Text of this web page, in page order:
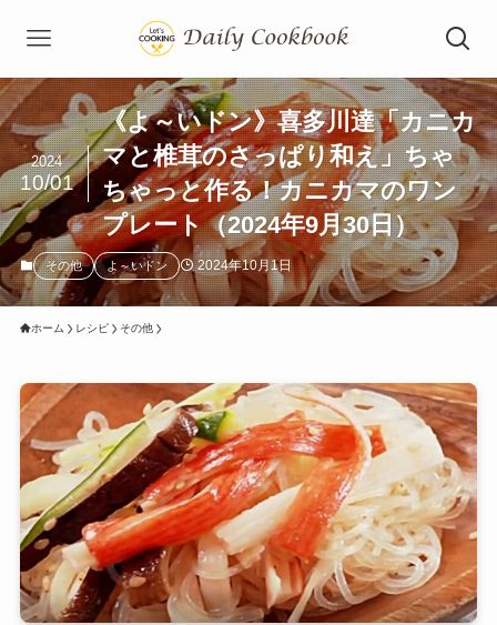
《よ～いドン》喜多川達「カニカ
マと椎茸のさっぱり和え」ちゃ
ちゃっと作る！カニカマのワン
プレート（2024年9月30日）
2024
10/01
その他 よ～いドン 2024年10月1日
ホーム レシピ その他